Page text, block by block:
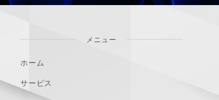
メニュー
ホーム
サービス